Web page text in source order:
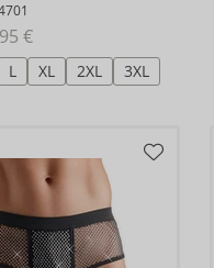
€
L XL 2XL 3XL